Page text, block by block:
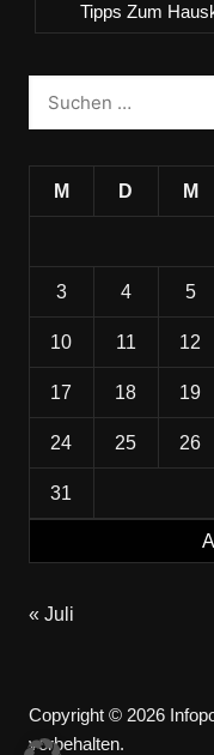
Tipps Zum
M D M
3 4 5
10 11 12
17 18 19
24 25 26
31
« Juli
Copyright © 2026
vorbehalten.